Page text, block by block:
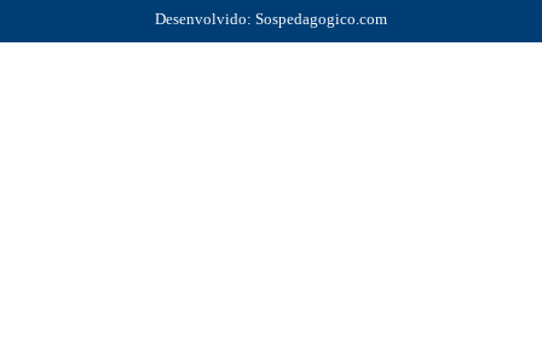
Desenvolvido: Sospedagogico.com